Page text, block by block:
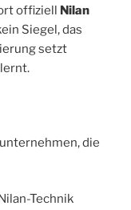
offiziell Nilan
Siegel, das
setzt
die
Technik